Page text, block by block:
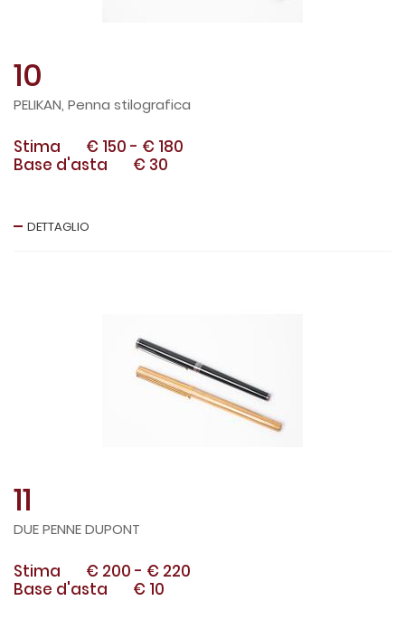
10
PELIKAN, Penna stilografica
Stima € 150 - € 180
Base d'asta
€ 30
DETTAGLIO
11
DUE PENNE DUPONT
Stima € 200 - € 220
Base d'asta
€ 10